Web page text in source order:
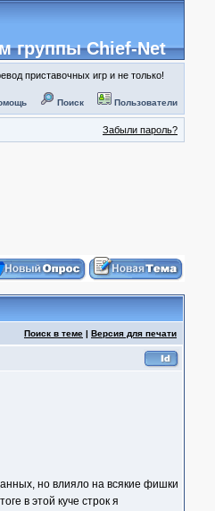
группы Chief-Net
приставочных игр и не только!
Поиск Пользователи
Забыли пароль?
Поиск в теме | Версия для печати
но влияло на всякие фишки
в этой куче строк я